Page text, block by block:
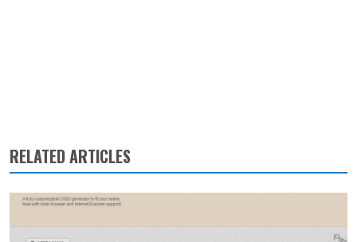
RELATED ARTICLES